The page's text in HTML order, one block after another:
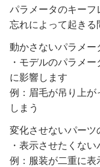
パラメータのキーフ
忘れによって起きる
動かさないパラメー
・モデルのパラメ
に影響します
例：眉毛が吊り上が
しまう
変化させないパーツ
・表示させたくな
例：服装が二重に表